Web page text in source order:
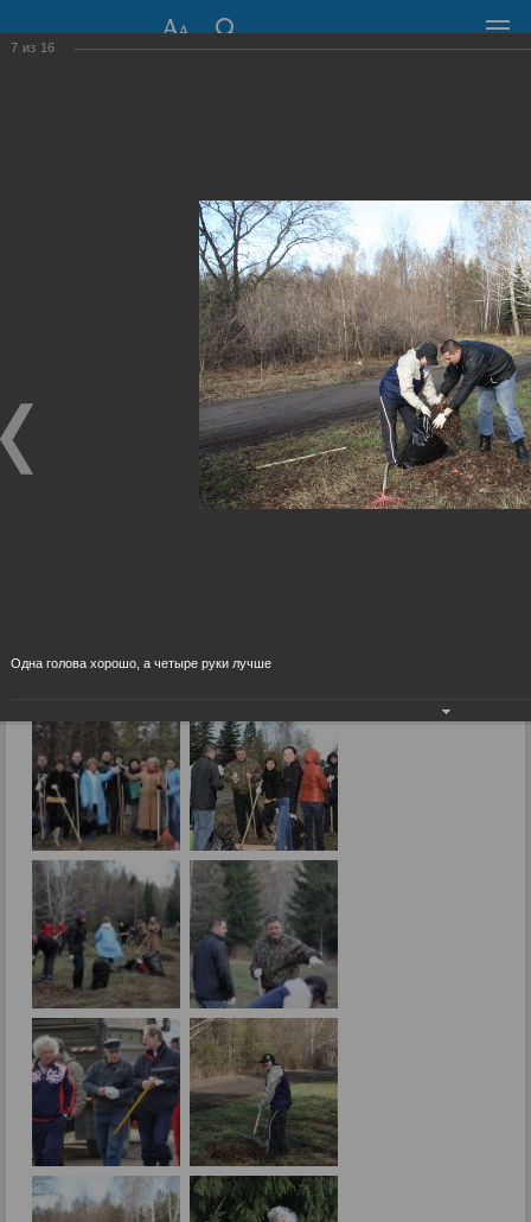
630099, г. Новосибирск, Красный проспект, 34
Общественная приемная
11.05.2011
7 из 16
Одна голова хорошо, а четыре руки лучше